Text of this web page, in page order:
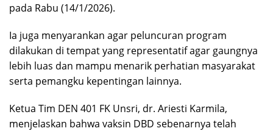
pada Rabu (14/1/2026).
Ia juga menyarankan agar peluncuran program
dilakukan di tempat yang representatif agar gaungnya
lebih luas dan mampu menarik perhatian masyarakat
serta pemangku kepentingan lainnya.
Ketua Tim DEN 401 FK Unsri, dr. Ariesti Karmila,
menjelaskan bahwa vaksin DBD sebenarnya telah